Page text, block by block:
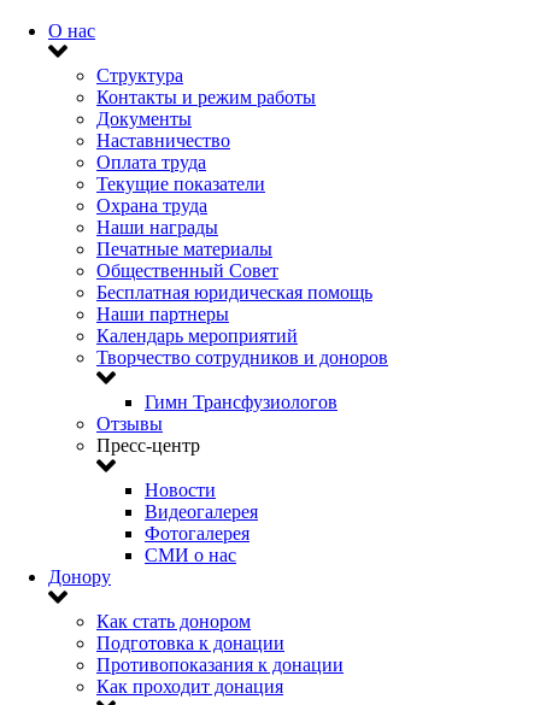
О нас
Структура
Контакты и режим работы
Документы
Наставничество
Оплата труда
Текущие показатели
Охрана труда
Наши награды
Печатные материалы
Общественный Совет
Бесплатная юридическая помощь
Наши партнеры
Календарь мероприятий
Творчество сотрудников и доноров
Гимн Трансфузиологов
Отзывы
Пресс-центр
Новости
Видеогалерея
Фотогалерея
СМИ о нас
Донору
Как стать донором
Подготовка к донации
Противопоказания к донации
Как проходит донация